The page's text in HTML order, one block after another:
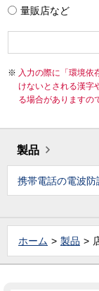
量販店など
入力の際に「環境依
けないとされる漢字
る場合がありますの
製品
携帯電話の電波
ホーム 製品